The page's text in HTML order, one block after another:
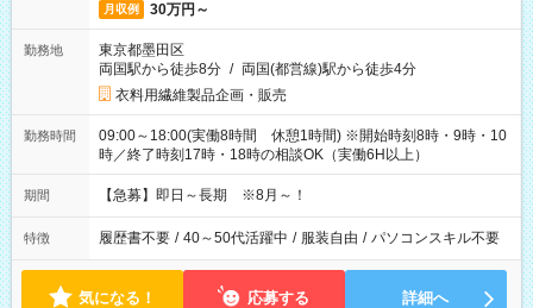
月収例 30万円～
勤務地
東京都墨田区
両国駅から徒歩8分 / 両国(都営線)駅から徒歩4分
衣料用繊維製品企画・販売
勤務時間
09:00～18:00(実働8時間 休憩1時間) ※開始時刻8時・9時・10
時／終了時刻17時・18時の相談OK（実働6H以上）
期間 【急募】即日～長期 ※8月～！
特徴 履歴書不要 / 40～50代活躍中 / 服装自由 / パソコンスキル不要
気になる！ 応募する 詳細へ